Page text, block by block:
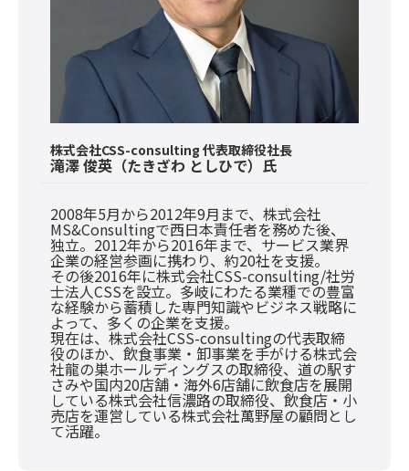
株式会社CSS-consulting 代表取締役社長
滝澤 俊英（たきざわ としひで）氏
2008年5月から2012年9月まで、株式会社
MS&Consultingで西日本責任者を務めた後、
独立。2012年から2016年まで、サービス業界
企業の経営参画に携わり、約20社を支援。
その後2016年に株式会社CSS-consulting/社労
士法人CSSを設立。多岐にわたる業種での豊富
な経験から蓄積した専門知識やビジネス戦略に
よって、多くの企業を支援。
現在は、株式会社CSS-consultingの代表取締
役のほか、飲食事業・卸事業を手がける株式会
社龍の巣ホールディングスの取締役、道の駅す
さみや国内20店舗・海外6店舗に飲食店を展開
している株式会社信濃路の取締役、飲食店・小
売店を運営している株式会社萬野屋の顧問とし
て活躍。